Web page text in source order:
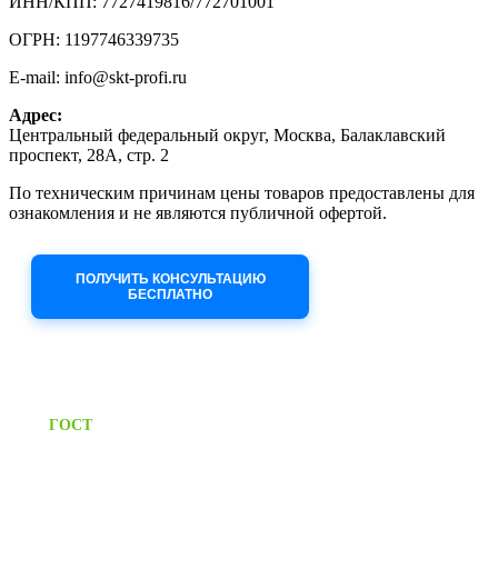
ОГРН: 1197746339735
E-mail: info@skt-profi.ru
Адрес:
Центральный федеральный округ, Москва, Балаклавский
проспект, 28А, стр. 2
По техническим причинам цены товаров предоставлены для
ознакомления и не являются публичной офертой.
ПОЛУЧИТЬ КОНСУЛЬТАЦИЮ
БЕСПЛАТНО
ГОСТПредоставляем паспорт